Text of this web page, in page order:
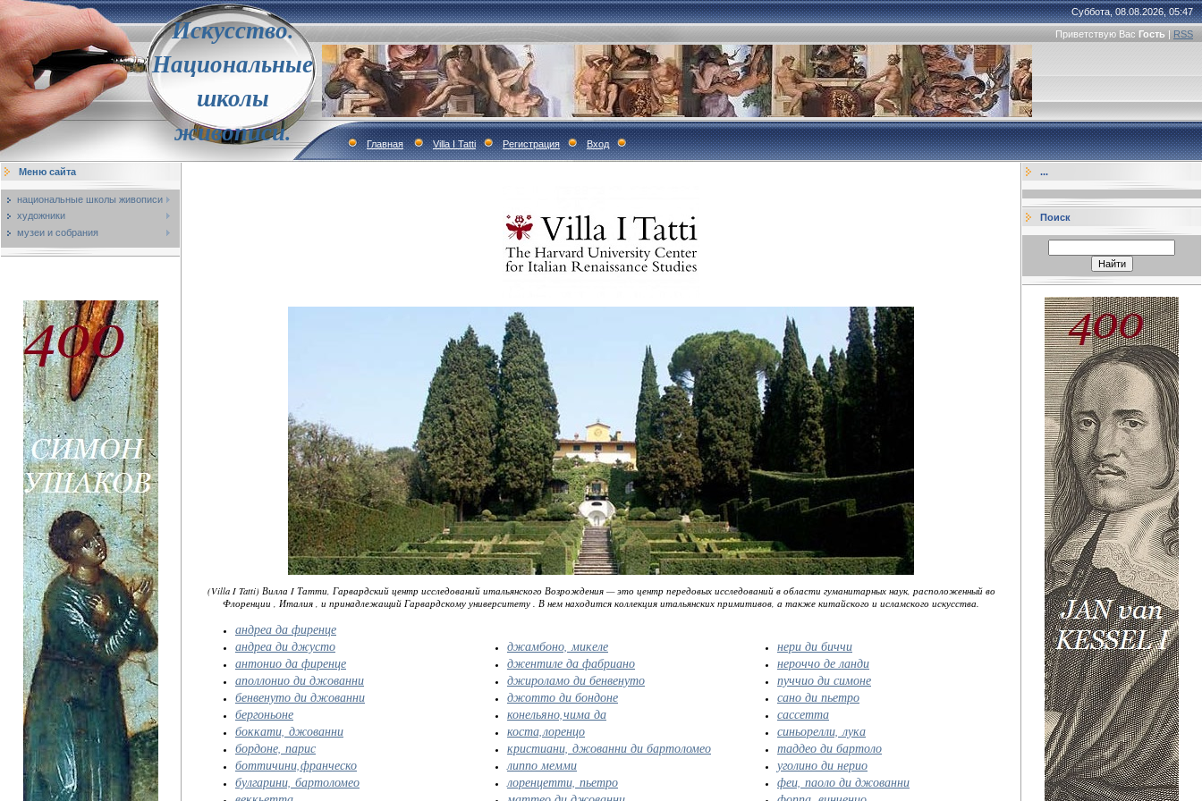
Искусство.
Национальные
школы
живописи.
Суббота, 08.08.2026, 05:47
Приветствую Вас Гость | RSS
Главная Villa I Tatti Регистрация Вход
Меню сайта
национальные школы живописи
художники
музеи и собрания
(Villa I Tatti) Вилла I Татти, Гарвардский центр исследований итальянского Возрождения — это центр передовых исследований в области гуманитарных наук, расположенный во
Флоренции , Италия , и принадлежащий Гарвардскому университету . В нем находится коллекция итальянских примитивов, а также китайского и исламского искусства.
андреа да фиренце
андреа ди джусто
антонио да фиренце
аполлонио ди джованни
бенвенуто ди джованни
бергоньоне
боккати, джованни
бордоне, парис
боттичини,франческо
булгарини, бартоломео
джамбоно, микеле
джентиле да фабриано
джироламо ди бенвенуто
джотто ди бондоне
конельяно,чима да
коста,лоренцо
кристиани, джованни ди бартоломео
липпо мемми
лоренцетти, пьетро
нери ди биччи
нероччо де ланди
пуччио ди симоне
сано ди пьетро
сассетта
синьорелли, лука
таддео ди бартоло
уголино ди нерио
феи, паоло ди джованни
...
Поиск